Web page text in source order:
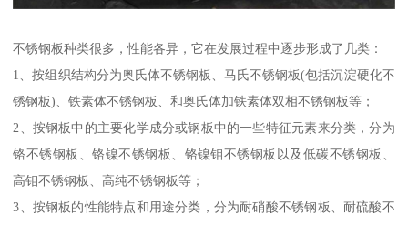
不锈钢板种类很多，性能各异，它在发展过程中逐步形成了几类：
1、按组织结构分为奥氏体不锈钢板、马氏不锈钢板(包括沉淀硬化不
锈钢板)、铁素体不锈钢板、和奥氏体加铁素体双相不锈钢板等；
2、按钢板中的主要化学成分或钢板中的一些特征元素来分类，分为
铬不锈钢板、铬镍不锈钢板、铬镍钼不锈钢板以及低碳不锈钢板、
高钼不锈钢板、高纯不锈钢板等；
3、按钢板的性能特点和用途分类，分为耐硝酸不锈钢板、耐硫酸不